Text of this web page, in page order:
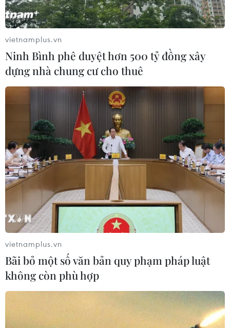
Sốc với bức ảnh đàn bọ rùa bám chi chít
trong miệng chú chó
29/10/2016 22:35
Một bức ảnh đáng sợ chụp một chú chó sống tại thành
phố Kansas, Mỹ với hàng chục con bọ rùa bám chi chít
trong vòm miệng đã khiến nhiều người lo lắng.
vietnamplus.vn
Ninh Bình phê duyệt hơn 500 tỷ đồng xây
dựng nhà chung cư cho thuê
vietnamplus.vn
Bãi bỏ một số văn bản quy phạm pháp luật
không còn phù hợp